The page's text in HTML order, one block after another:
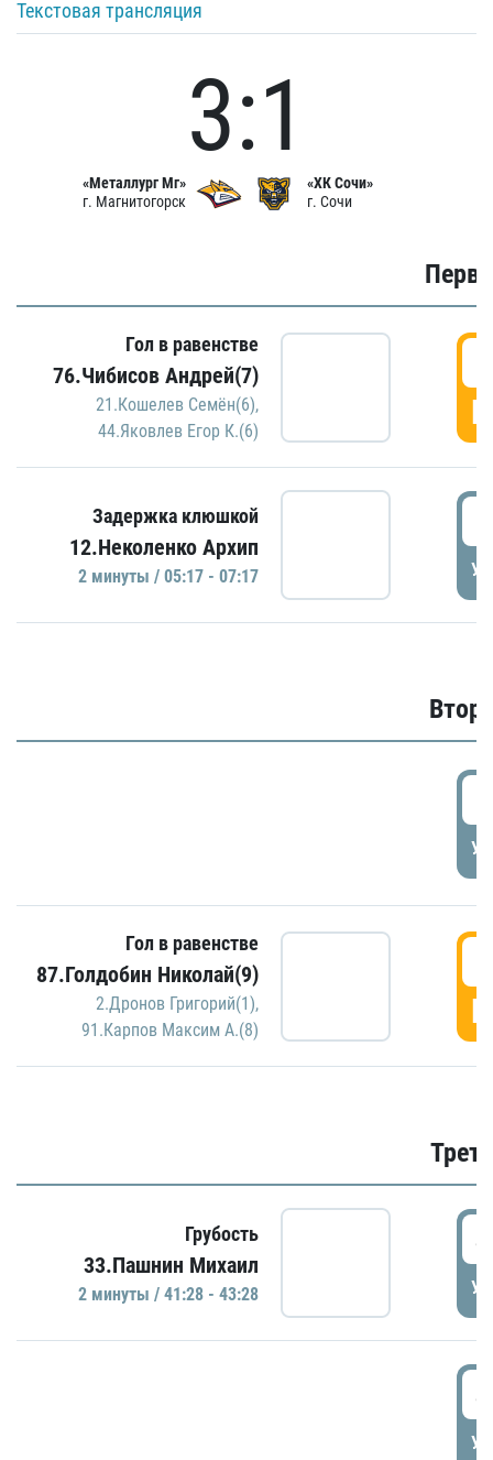
Текстовая трансляция
«Металлург Мг»
г. Магнитогорск
3:1
«ХК Сочи»
г. Сочи
Гол в равенстве
76.Чибисов Андрей(7)
21.Кошелев Семён(6),
44.Яковлев Егор К.(6)
Задержка клюшкой
12.Неколенко Архип
2 минуты / 05:17 - 07:17
Гол в равенстве
87.Голдобин Николай(9)
2.Дронов Григорий(1),
91.Карпов Максим А.(8)
Грубость
33.Пашнин Михаил
2 минуты / 41:28 - 43:28